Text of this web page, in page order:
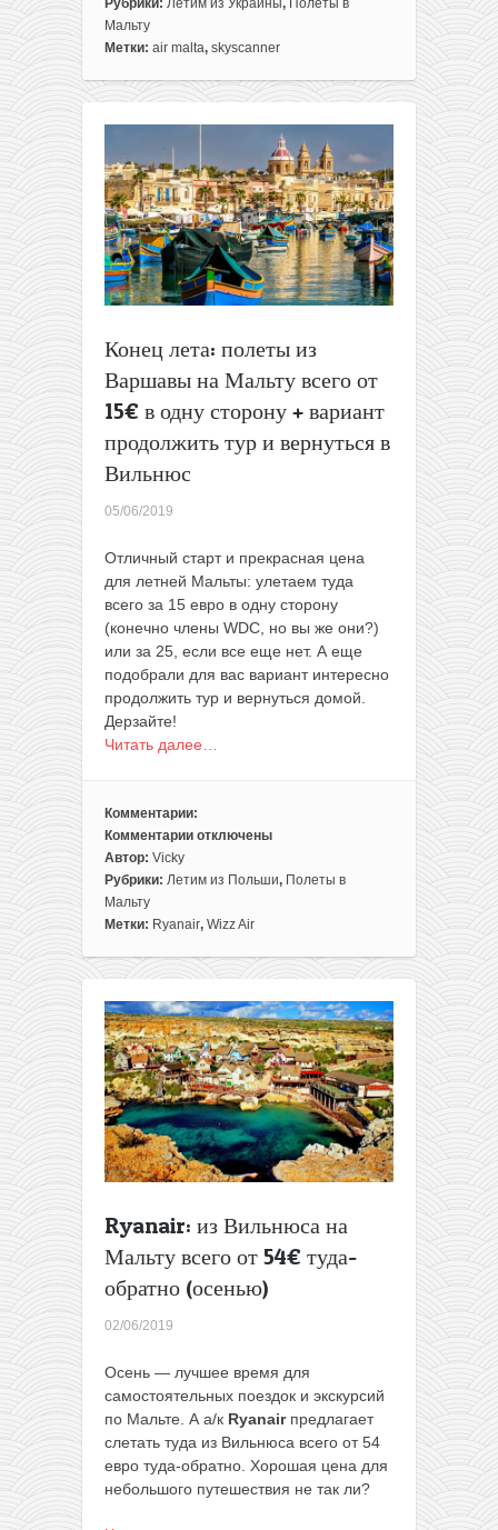
Авиабилеты
из
80€
туда-
обратно!
Летом!
Рубрики: Летим из Украины ,
Полеты в
Мальту
Метки: air malta, skyscanner
Конец лета: полеты из
Варшавы на Мальту всего от
15€ в одну сторону + вариант
продолжить тур и вернуться в
Вильнюс
05/06/2019
Отличный старт и прекрасная цена
для летней Мальты: улетаем туда
всего за 15 евро в одну сторону
(конечно члены WDC, но вы же они?)
или за 25, если все еще нет. А еще
подобрали для вас вариант интересно
продолжить тур и вернуться домой.
Дерзайте!
Читать далее…
Комментарии:
Комментарии
к
записи
Конец
лета:
на
Мальту
всего
от
15€
в
одну
сторону
продолжить
тур
вернуться
в
отключены
Автор: Vicky
Рубрики: Летим из Польши, Полеты в
Мальту
Метки: Ryanair, Wizz Air
Ryanair: из Вильнюса на
Мальту всего от 54€ туда-
обратно (осенью)
02/06/2019
Осень — лучшее время для
самостоятельных поездок и экскурсий
по Мальте. А а/к Ryanairпредлагает
слетать туда из Вильнюса всего от 54
евро туда-обратно. Хорошая цена для
небольшого путешествия не так ли?